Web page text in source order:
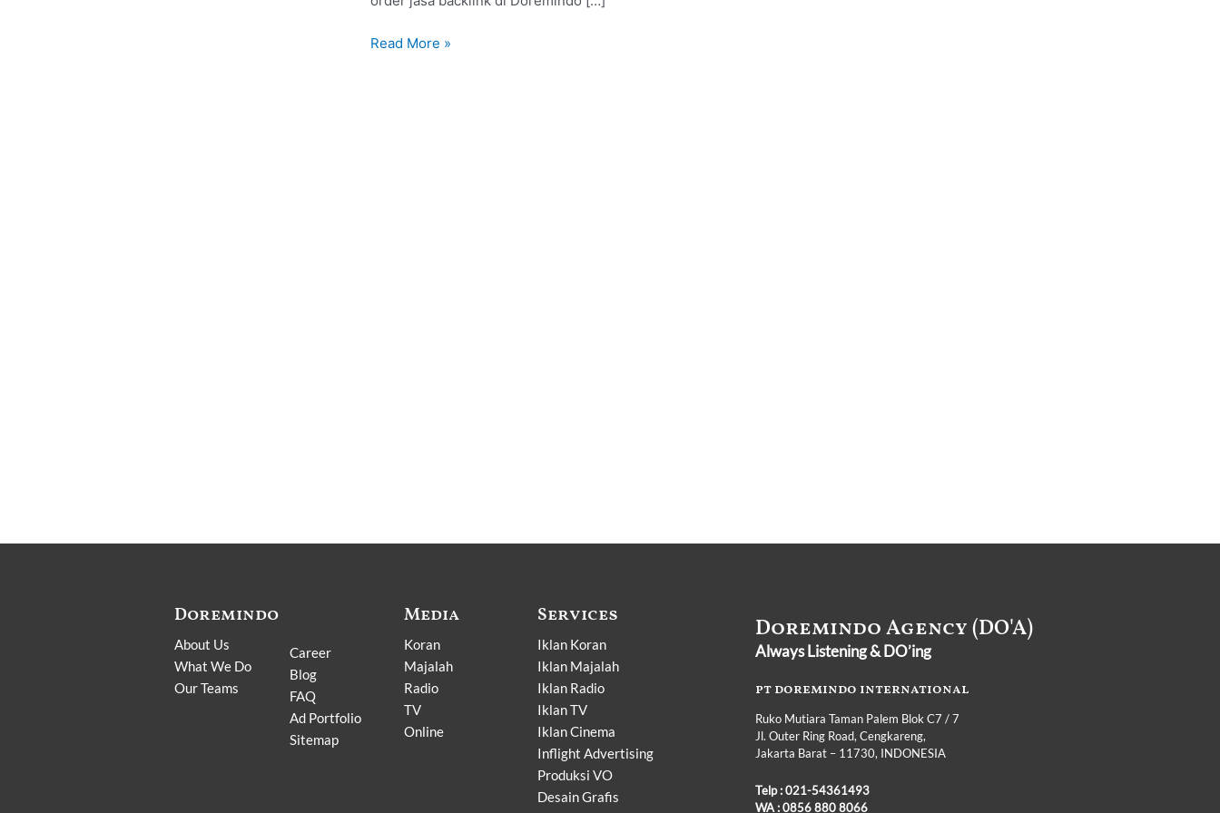
Read More »
Doremindo
About Us
What We Do
Our Teams
Career
Blog
FAQ
Ad Portfolio
Sitemap
Media
Koran
Majalah
Radio
TV
Online
Services
Iklan Koran
Iklan Majalah
Iklan Radio
Iklan TV
Iklan Cinema
Inflight Advertising
Produksi VO
Desain Grafis
Doremindo Agency (DO'A)
Always Listening & DO’ing
pt doremindo international
Ruko Mutiara Taman Palem Blok C7 / 7
Jl. Outer Ring Road, Cengkareng,
Jakarta Barat – 11730, INDONESIA
Telp :021-54361493
WA :0856 880 8066